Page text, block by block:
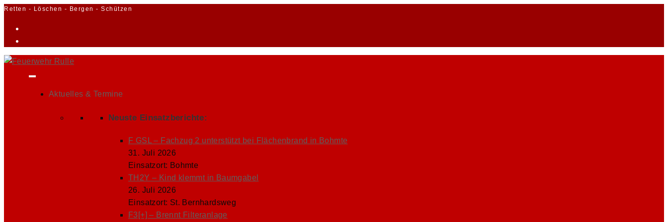
Zum
Retten - Löschen - Bergen - Schützen
Aktuelles & Termine
Neuste Einsatzberichte:
F GSL – Fachzug 2 unterstützt bei Flächenbrand in Bohmte
31. Juli 2026
Einsatzort: Bohmte
TH2Y – Kind klemmt in Baumgabel
26. Juli 2026
Einsatzort: St. Bernhardsweg
F3[+] – Brennt Filteranlage